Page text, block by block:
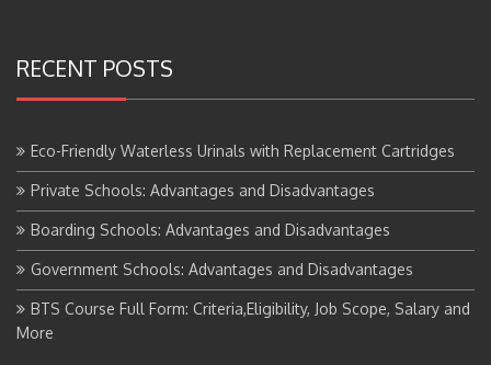
RECENT POSTS
Eco-Friendly Waterless Urinals with Replacement Cartridges
Private Schools: Advantages and Disadvantages
Boarding Schools: Advantages and Disadvantages
Government Schools: Advantages and Disadvantages
BTS Course Full Form: Criteria,Eligibility, Job Scope, Salary and
More